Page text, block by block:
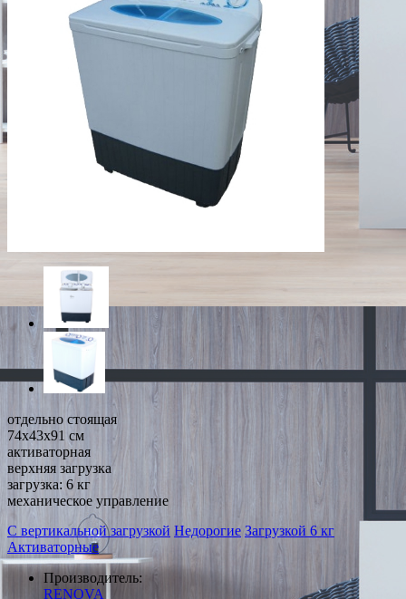
отдельно стоящая
74x43x91 см
активаторная
верхняя загрузка
загрузка: 6 кг
механическое управление
С вертикальной загрузкой Недорогие Загрузкой 6 кг
Активаторные
Производитель:
RENOVA